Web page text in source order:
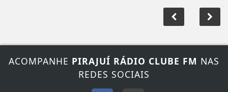
REDES SOCIAIS